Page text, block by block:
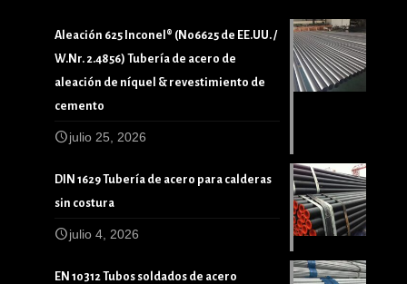
Aleación 625 Inconel® (N06625 de EE.UU. /
W.Nr. 2.4856) Tubería de acero de
aleación de níquel & revestimiento de
cemento
julio 25, 2026
DIN 1629 Tubería de acero para calderas
sin costura
julio 4, 2026
EN 10312 Tubos soldados de acero